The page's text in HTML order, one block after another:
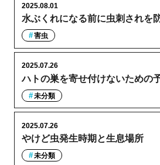
水ぶくれになる前に虫刺されを
2025.08.01
害虫
ハトの巣を寄せ付けないための
2025.07.26
未分類
やけど虫発生時期と生息場所
2025.07.26
未分類